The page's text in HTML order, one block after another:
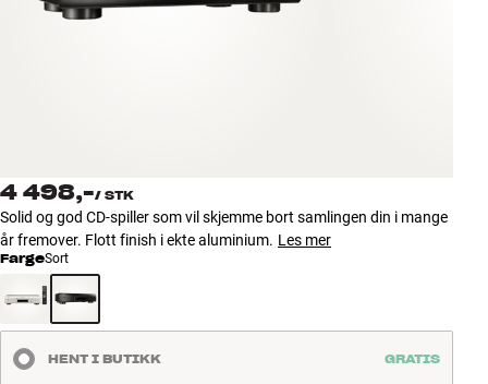
Tilbehør
NYHETER
TILBUD
Finn Butikk
Kundeservice
Kundeservice
4 498,-/ STK
Solid og god CD-spiller som vil skjemme bort samlingen din i mange
år fremover. Flott finish i ekte aluminium. Les mer
FargeSort
HENT I BUTIKK GRATIS